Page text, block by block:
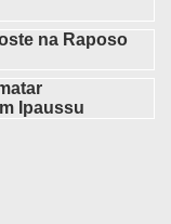
na Raposo
Ipaussu